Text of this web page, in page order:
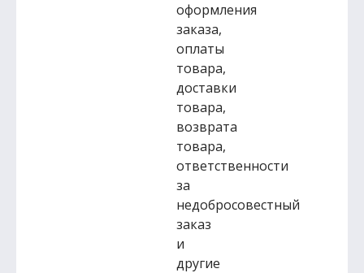
оформления
заказа,
оплаты
товара,
доставки
товара,
возврата
товара,
ответственности
за
недобросовестный
заказ
и
другие